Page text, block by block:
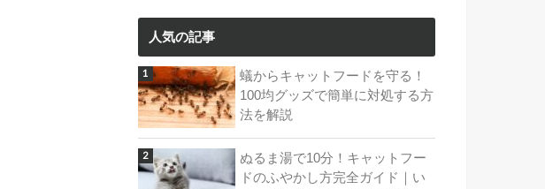
人気の記事
蟻からキャットフードを守る！
100均グッズで簡単に対処する方
法を解説
ぬるま湯で10分！キャットフー
ドのふやかし方完全ガイド｜い